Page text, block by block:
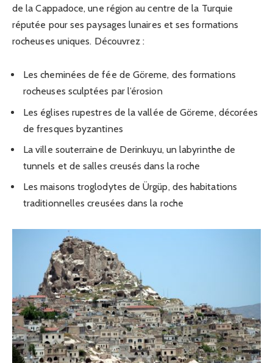
de la Cappadoce, une région au centre de la Turquie
réputée pour ses paysages lunaires et ses formations
rocheuses uniques. Découvrez :
Les cheminées de fée de Göreme, des formations
rocheuses sculptées par l’érosion
Les églises rupestres de la vallée de Göreme, décorées
de fresques byzantines
La ville souterraine de Derinkuyu, un labyrinthe de
tunnels et de salles creusés dans la roche
Les maisons troglodytes de Ürgüp, des habitations
traditionnelles creusées dans la roche